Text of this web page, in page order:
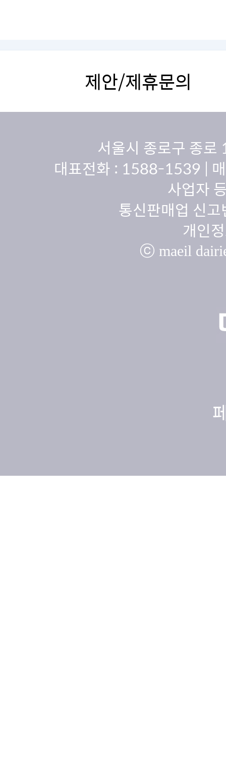
제안/제휴문의
서울시 종로구 종
대표전화 : 1588-1539 |
사업자
통신판매업 신
개인
ⓒ maeil